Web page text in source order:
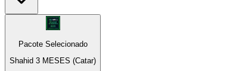
Pacote Selecionado
Shahid 3 MESES (Catar)